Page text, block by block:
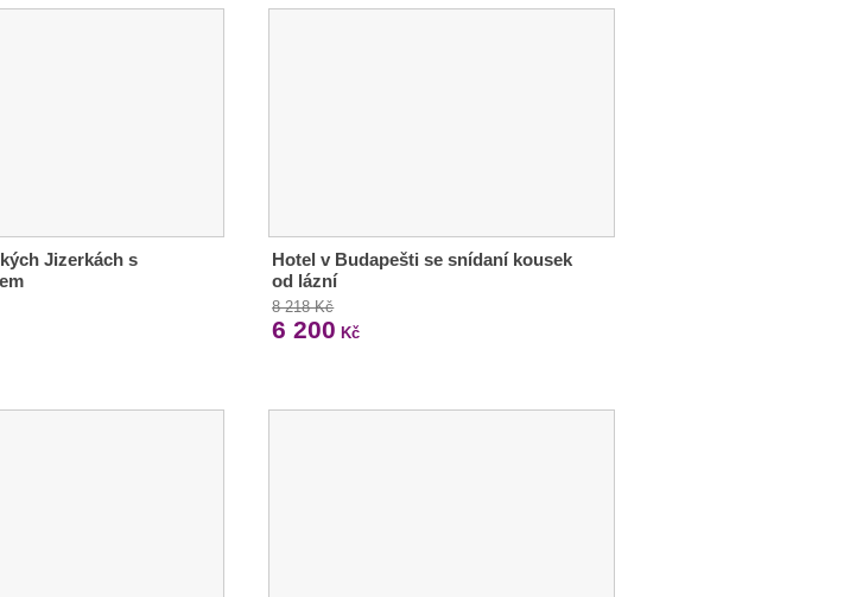
Jizerkách s
Hotel v Budapešti se snídaní kousek
od lázní
8 218 Kč
6 200 Kč